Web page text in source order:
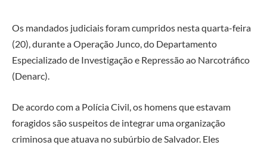
Os mandados judiciais foram cumpridos nesta quarta-feira
(20), durante a Operação Junco, do Departamento
Especializado de Investigação e Repressão ao Narcotráfico
(Denarc).
De acordo com a Polícia Civil, os homens que estavam
foragidos são suspeitos de integrar uma organização
criminosa que atuava no subúrbio de Salvador. Eles